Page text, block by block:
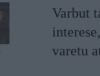
Varbut
varetu